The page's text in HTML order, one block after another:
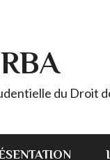
du Droit